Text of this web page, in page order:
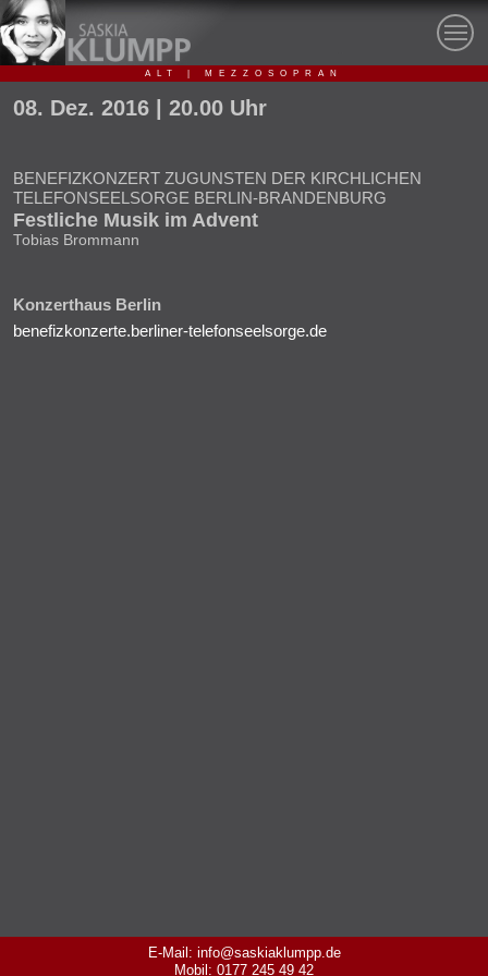
ALT | MEZZOSOPRAN
08. Dez. 2016 | 20.00 Uhr
BENEFIZKONZERT ZUGUNSTEN DER KIRCHLICHEN
TELEFONSEELSORGE BERLIN-BRANDENBURG
Festliche Musik im Advent
Tobias Brommann
Konzerthaus Berlin
benefizkonzerte.berliner-telefonseelsorge.de
E-Mail: info@saskiaklumpp.de
Mobil: 0177 245 49 42